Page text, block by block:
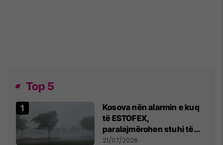
Top 5
Kosova nën alarmin e kuq
të ESTOFEX,
paralajmërohen stuhi të
fuqishme me breshër dhe
21/07/2026